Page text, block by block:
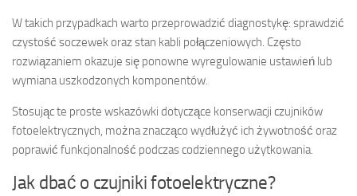
W takich przypadkach warto przeprowadzić diagnostykę: sprawdzić
czystość soczewek oraz stan kabli połączeniowych. Często
rozwiązaniem okazuje się ponowne wyregulowanie ustawień lub
wymiana uszkodzonych komponentów.
Stosując te proste wskazówki dotyczące konserwacji czujników
fotoelektrycznych, można znacząco wydłużyć ich żywotność oraz
poprawić funkcjonalność podczas codziennego użytkowania.
Jak dbać o czujniki fotoelektryczne?